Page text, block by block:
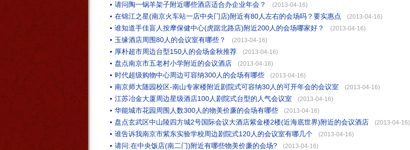
请问陶一锅羊架子附近哪些酒店适合办企业年会？ (2013-04-16)
在锦江之星(南京火车站一店中央门店)附近有80人左右的会场吗？要实惠点 (2013-04-16)
谁知道手佳盲人按摩保健中心(虎踞北路店)附近200人的会场哪家好？ (2013-04-16)
玉缘酒店周围80人的会议室有哪些？ (2013-04-16)
厚朴超市周边台型150人的会场金秋推荐 (2013-04-16)
盘点南京市五老村小学附近的会议酒店 (2013-04-16)
时代超级购物中心周边可容纳300人的会场有哪些 (2013-04-16)
南京师大随园校区-南山专家楼附近剧院式可容纳30人的可开年会的会议室 (2013-04-16)
江苏冶金大厦周边星级酒店100人剧院式台型的人气会议室 (2013-04-16)
华能城市花园周围人数300人的物美价廉的会场有哪些 (2013-04-16)
盘点玄武区中山陵四方城2号国际会议大酒店紫金楼2楼(近海底世界)附近的会议酒店 (2013-04-16)
谁告诉我南京市紫东实验学校周边剧院式120人的会议室有哪几个 (2013-04-16)
请问:在中央饭店(南二门)附近有哪些物美价廉的会场? (2013-04-16)